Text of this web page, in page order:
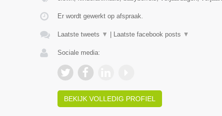
Er wordt gewerkt op afspraak.
Laatste tweets ▼ Laatste facebook posts ▼
Sociale media:
BEKIJK VOLLEDIG PROFIEL